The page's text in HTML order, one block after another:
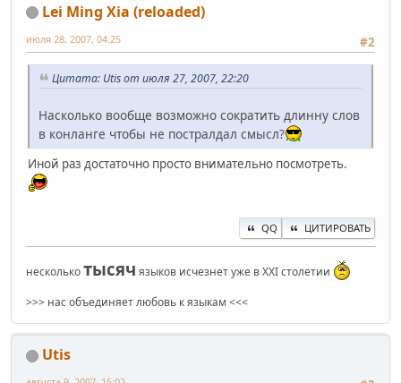
Lei Ming Xia (reloaded)
#2
июля 28, 2007, 04:25
Цитата: Utis от июля 27, 2007, 22:20
Насколько вообще возможно сократить длинну слов
в конланге чтобы не постралдал смысл?
Иной раз достаточно просто внимательно посмотреть.
QQ ЦИТИРОВАТЬ
несколькотысяч языков исчезнет уже в XXI столетии
>>> нас объединяет любовь к языкам <<<
Utis